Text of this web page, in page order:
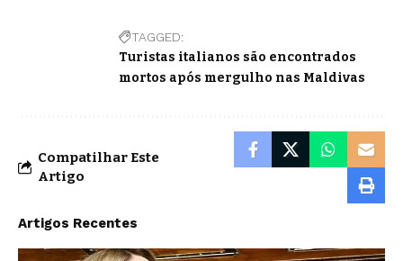
TAGGED:
Turistas italianos são encontrados
mortos após mergulho nas Maldivas
Compatilhar Este
Artigo
Artigos Recentes